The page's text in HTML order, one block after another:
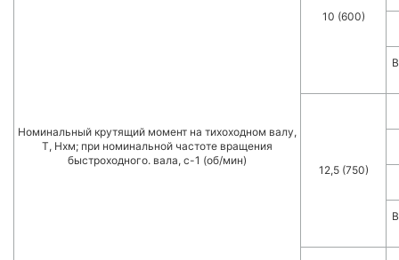
Номинальный крутящий момент на тихоходном валу,
Т, Нxм; при номинальной частоте вращения
быстроходного. вала, с-1 (об/мин)
10 (600)
12,5 (750)